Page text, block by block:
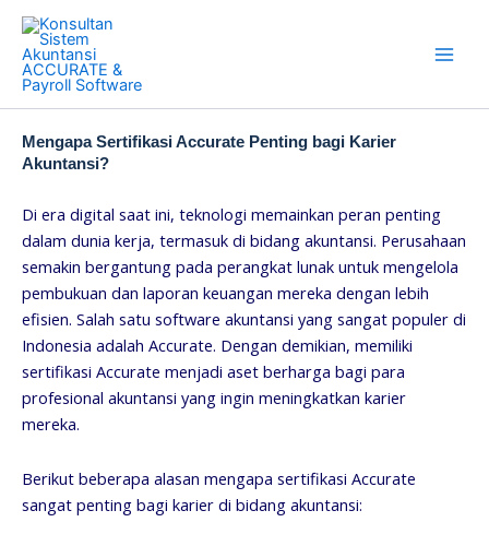
Skip
content
Mengapa Sertifikasi Accurate Penting bagi Karier
Akuntansi?
Di era digital saat ini, teknologi memainkan peran penting
dalam dunia kerja, termasuk di bidang akuntansi. Perusahaan
semakin bergantung pada perangkat lunak untuk mengelola
pembukuan dan laporan keuangan mereka dengan lebih
efisien. Salah satu software akuntansi yang sangat populer di
Indonesia adalah Accurate. Dengan demikian, memiliki
sertifikasi Accurate menjadi aset berharga bagi para
profesional akuntansi yang ingin meningkatkan karier
mereka.
Berikut beberapa alasan mengapa sertifikasi Accurate
sangat penting bagi karier di bidang akuntansi: